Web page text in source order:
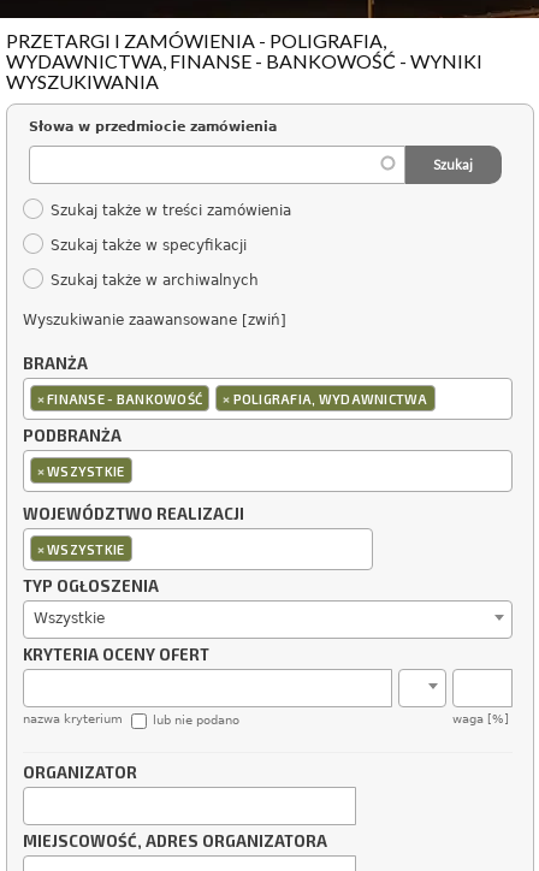
PRZETARGI I ZAMÓWIENIA - POLIGRAFIA,
WYDAWNICTWA, FINANSE - BANKOWOŚĆ - WYNIKI
WYSZUKIWANIA
Słowa w przedmiocie zamówienia
Szukaj także w treści zamówienia
Szukaj także w specyfikacji
Szukaj także w archiwalnych
Wyszukiwanie zaawansowane [zwiń]
BRANŻA
×FINANSE - BANKOWOŚĆ × POLIGRAFIA, WYDAWNICTWA
PODBRANŻA
×WSZYSTKIE
WOJEWÓDZTWO REALIZACJI
×WSZYSTKIE
TYP OGŁOSZENIA
Wszystkie
KRYTERIA OCENY OFERT
nazwa kryterium waga [%]
lub nie podano
ORGANIZATOR
MIEJSCOWOŚĆ, ADRES ORGANIZATORA